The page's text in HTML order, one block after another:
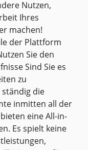
Nutzen,
Ihres
machen!
der Plattform
Sie den
Sind Sie es
zu
ständig die
inmitten all der
eine All-in-
Es spielt keine